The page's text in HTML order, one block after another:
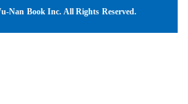
Nan Book Inc. All Rights Reserved.